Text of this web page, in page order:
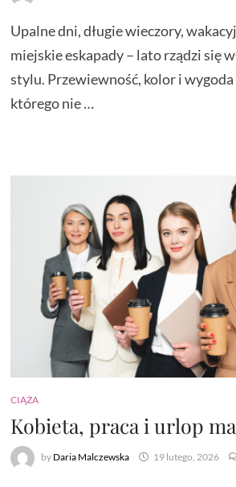
Upalne dni, długie wieczory,
miejskie eskapady – lato rządzi się
stylu. Przewiewność, kolor i
którego nie …
CIĄŻA
Kobieta, praca i urlop
by Daria Malczewska 19 lutego, 2026